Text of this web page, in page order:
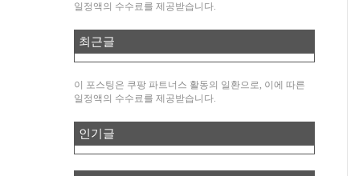
일정액의 수수료를 제공받습니다.
최근글
이 포스팅은 쿠팡 파트너스 활동의 일환으로, 이에 따른
일정액의 수수료를 제공받습니다.
인기글